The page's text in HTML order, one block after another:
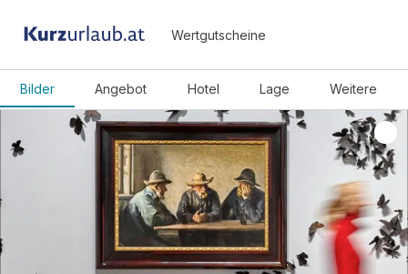
Wertgutscheine
Bilder Angebot Hotel Lage Weitere